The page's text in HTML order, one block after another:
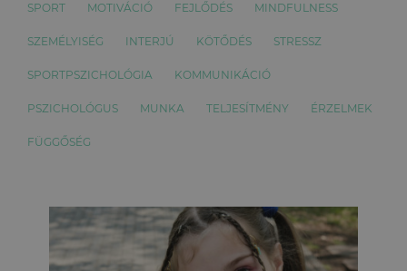
SPORT MOTIVÁCIÓ FEJLŐDÉS MINDFULNESS
SZEMÉLYISÉG INTERJÚ KÖTŐDÉS STRESSZ
SPORTPSZICHOLÓGIA KOMMUNIKÁCIÓ
PSZICHOLÓGUS MUNKA TELJESÍTMÉNY ÉRZELMEK
FÜGGŐSÉG